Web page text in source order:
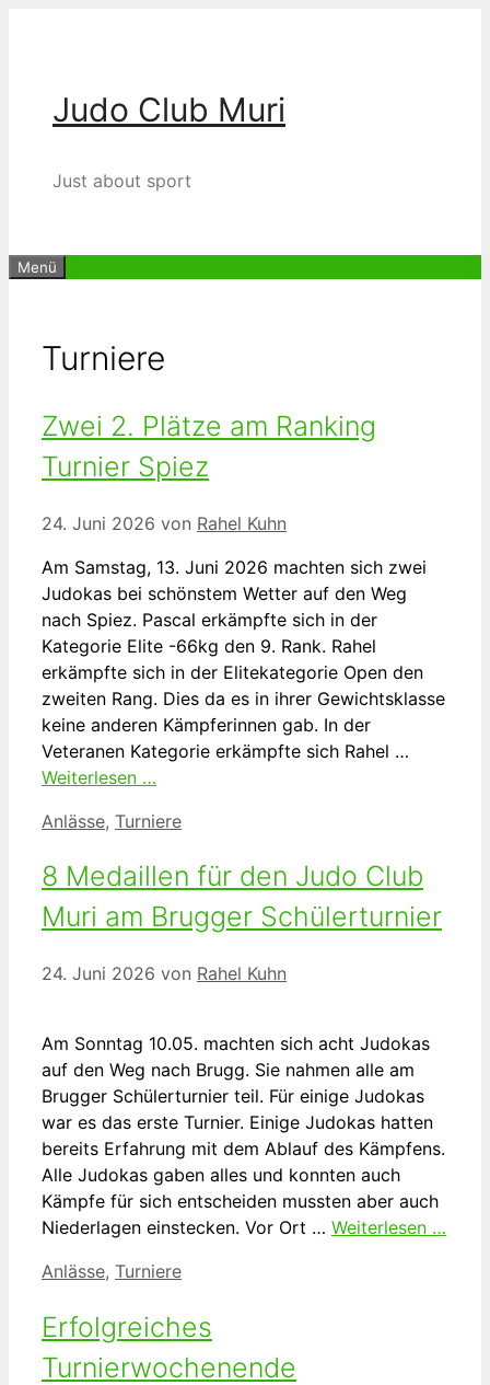
Judo Club Muri
Just about sport
Menü
Turniere
Zwei 2. Plätze am Ranking
Turnier Spiez
24. Juni 2026 von Rahel Kuhn
Am Samstag, 13. Juni 2026 machten sich zwei
Judokas bei schönstem Wetter auf den Weg
nach Spiez. Pascal erkämpfte sich in der
Kategorie Elite -66kg den 9. Rank. Rahel
erkämpfte sich in der Elitekategorie Open den
zweiten Rang. Dies da es in ihrer Gewichtsklasse
keine anderen Kämpferinnen gab. In der
Veteranen Kategorie erkämpfte sich Rahel …
Weiterlesen …
Kategorien
Anlässe, Turniere
8 Medaillen für den Judo Club
Muri am Brugger Schülerturnier
24. Juni 2026 von Rahel Kuhn
Am Sonntag 10.05. machten sich acht Judokas
auf den Weg nach Brugg. Sie nahmen alle am
Brugger Schülerturnier teil. Für einige Judokas
war es das erste Turnier. Einige Judokas hatten
bereits Erfahrung mit dem Ablauf des Kämpfens.
Alle Judokas gaben alles und konnten auch
Kämpfe für sich entscheiden mussten aber auch
Niederlagen einstecken. Vor Ort … Weiterlesen …
Kategorien
Anlässe, Turniere
Erfolgreiches
Turnierwochenende